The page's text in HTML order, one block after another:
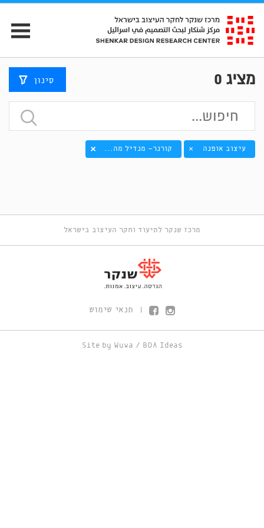
מציג 0 סינון
עיצוב אופנה × קורנר- מנדיל מה...
מרכז שנקר לתיעוד וחקר העיצוב בישראל
תנאי שימוש
Site by Wuwa / BOA Ideas